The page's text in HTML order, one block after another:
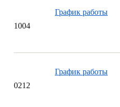
1004
График работы
0212
График работы